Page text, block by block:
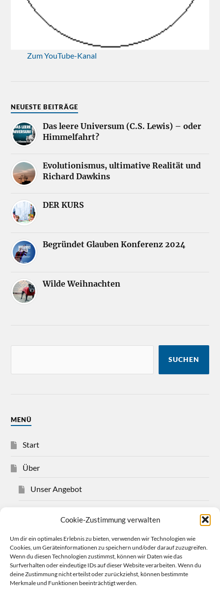
Cookie-Zustimmung verwalten
Um dir ein optimales Erlebnis zu bieten, verwenden wir Technologien wie
Cookies, um Geräteinformationen zu speichern und/oder darauf zuzugreifen.
Wenn du diesen Technologien zustimmst, können wir Daten wie das
Surfverhalten oder eindeutige IDs auf dieser Website verarbeiten. Wenn du
deine Zustimmung nicht erteilst oder zurückziehst, können bestimmte
Merkmale und Funktionen beeinträchtigt werden.
Zum YouTube-Kanal
NEUESTE BEITRÄGE
Das leere Universum (C.S. Lewis) – oder
Himmelfahrt?
Evolutionismus, ultimative Realität und
Richard Dawkins
DER KURS
Begründet Glauben Konferenz 2024
Wilde Weihnachten
SUCHEN
MENÜ
Start
Über
Unser Angebot
Impressum
Datenschutzerklärung
Cookie-Richtlinie (EU)